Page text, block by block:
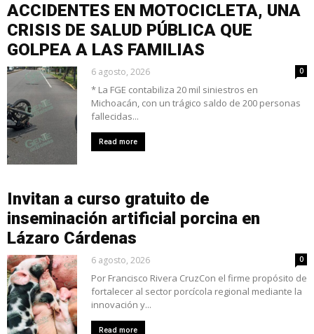
ACCIDENTES EN MOTOCICLETA, UNA
CRISIS DE SALUD PÚBLICA QUE
GOLPEA A LAS FAMILIAS
6 agosto, 2026 0
* La FGE contabiliza 20 mil siniestros en
Michoacán, con un trágico saldo de 200 personas
fallecidas...
Read more
Invitan a curso gratuito de
inseminación artificial porcina en
Lázaro Cárdenas
6 agosto, 2026 0
Por Francisco Rivera CruzCon el firme propósito de
fortalecer al sector porcícola regional mediante la
innovación y...
Read more